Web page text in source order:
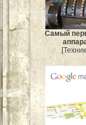
Самый